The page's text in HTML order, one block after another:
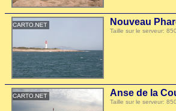
Nouveau
Taille sur le serveur:
Anse de la
Taille sur le serveur: